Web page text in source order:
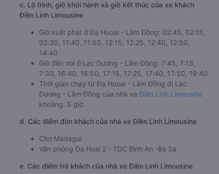
c. Lộ trình, giờ khởi hành và giờ kết thúc của xe khách
Điền Linh Limousine
Giờ xuất phát ở Đạ Huoai - Lâm Đồng: 02:45, 02:15,
02:30, 11:40, 11:50, 12:15, 12:25, 12:40, 12:50,
14:40
Giờ đến nơi ở Lạc Dương - Lâm Đồng: 7:45, 7:15,
7:30, 16:40, 16:50, 17:15, 17:25, 17:40, 17:50, 19:40
Thời gian chạy từ Đạ Huoai - Lâm Đồng đi Lạc
Dương - Lâm Đồng của nhà xe Điền Linh Limousine
khoảng: 5 giờ
d. Các điểm đón khách của nhà xe Điền Linh Limousine
Chợ Madagui
Văn phòng Đạ Hoai 2 - TDC Bình An -Bà Sa
e. Các điểm trả khách của nhà xe Điền Linh Limousine